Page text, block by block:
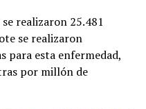
realizaron 25.481
se realizaron
para esta enfermedad,
por millón de